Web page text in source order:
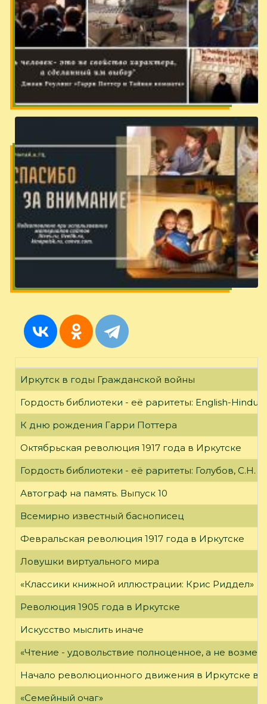
Иркутск в годы Гражданской войны
Гордость библиотеки - её раритеты: English-
К дню рождения Гарри Поттера
Октябрьская революция 1917 года в Иркутске
Гордость библиотеки - её раритеты: Голубов, С.Н.
Автограф на память. Выпуск 10
Всемирно известный баснописец
Февральская революция 1917 года в Иркутске
Ловушки виртуального мира
«Классики книжной иллюстрации: Крис Риддел»
Революция 1905 года в Иркутске
Искусство мыслить иначе
«Чтение - удовольствие полноценное, а не
Начало революционного движения в Иркутске в
«Семейный очаг»